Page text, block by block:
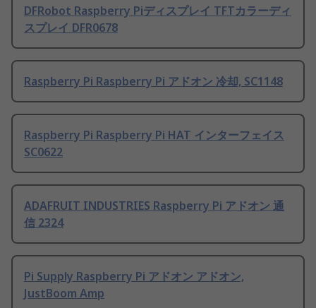
DFRobot Raspberry Piディスプレイ TFTカラーディ
スプレイ DFR0678
Raspberry Pi Raspberry Pi アドオン 冷却, SC1148
Raspberry Pi Raspberry Pi HAT インターフェイス
SC0622
ADAFRUIT INDUSTRIES Raspberry Pi アドオン 通
信 2324
Pi Supply Raspberry Pi アドオン アドオン,
JustBoom Amp